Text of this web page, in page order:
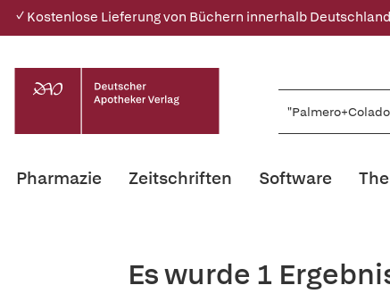
✓ Kostenlose Lieferung von Büchern innerhalb
Pharmazie Zeitschriften Software
Es wurde 1